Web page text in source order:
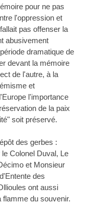
pour ne pas
l'oppression et
pas offenser la
abusivement
dramatique de
devant la mémoire
de l'autre, à la
et
l'importance
de la paix
soit préservé.
des gerbes :
Colonel Duval, Le
et Monsieur
des
ont aussi
du souvenir.